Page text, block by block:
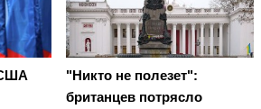
"Никто не полезет":
британцев потрясло